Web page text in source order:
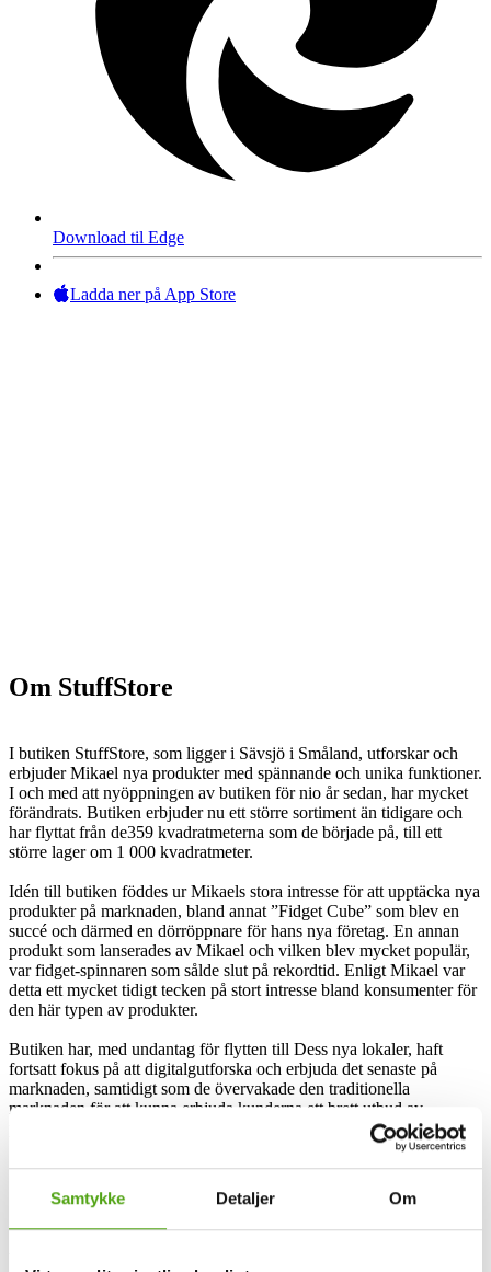
Samtykke Detaljer Om
Download til Edge
Ladda ner på App Store
Om StuffStore
I butiken StuffStore, som ligger i Sävsjö i Småland, utforskar och
erbjuder Mikael nya produkter med spännande och unika funktioner.
I och med att nyöppningen av butiken för nio år sedan, har mycket
förändrats. Butiken erbjuder nu ett större sortiment än tidigare och
har flyttat från de359 kvadratmeterna som de började på, till ett
större lager om 1 000 kvadratmeter.
Idén till butiken föddes ur Mikaels stora intresse för att upptäcka nya
produkter på marknaden, bland annat ”Fidget Cube” som blev en
succé och därmed en dörröppnare för hans nya företag. En annan
produkt som lanserades av Mikael och vilken blev mycket populär,
var fidget-spinnaren som sålde slut på rekordtid. Enligt Mikael var
detta ett mycket tidigt tecken på stort intresse bland konsumenter för
den här typen av produkter.
Butiken har, med undantag för flytten till Dess nya lokaler, haft
fortsatt fokus på att digitalgutforska och erbjuda det senaste på
marknaden, samtidigt som de övervakade den traditionella
marknaden för att kunna erbjuda kunderna ett brett utbud av
StuffStore och rabattkoder